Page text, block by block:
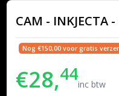
CAM - INKJECTA
Nog €150,00 voor gratis
€28,44inc btw